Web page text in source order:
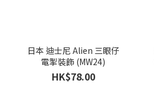
日本 迪士尼 Alien 三眼仔
電掣裝飾 (MW24)
HK$78.00